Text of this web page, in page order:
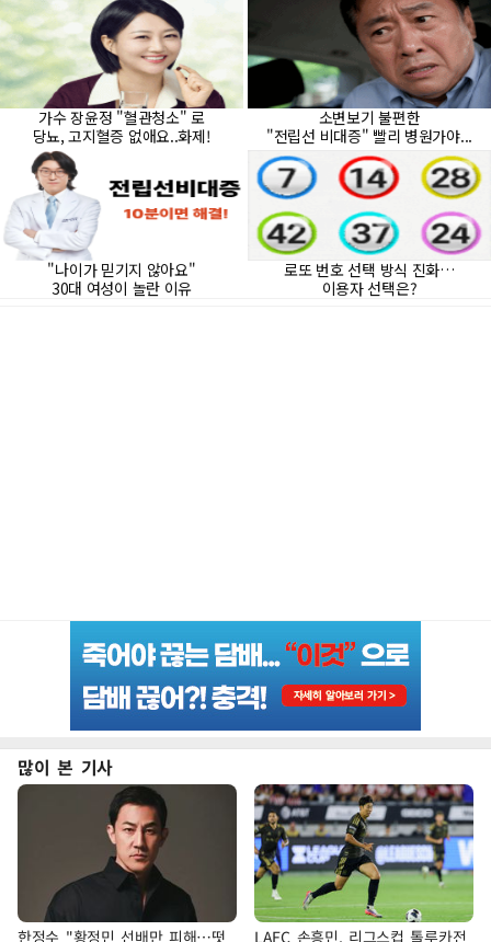
많이 본 기사
한정수 "황정민 선배만 피해…떳 LAFC 손흥민, 리그스컵 톨루카전